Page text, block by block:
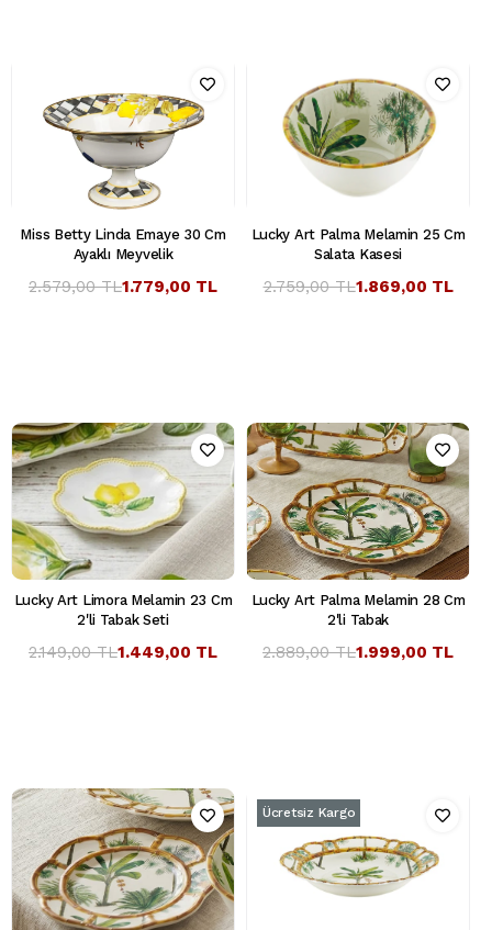
Miss Betty Linda Emaye 30 Cm
Ayaklı Meyvelik
1.779,00 TL
2.579,00 TL
Lucky Art Palma Melamin 25 Cm
Salata Kasesi
1.869,00 TL
2.759,00 TL
Lucky Art Limora Melamin 23 Cm
2'li Tabak Seti
1.449,00 TL
2.149,00 TL
Lucky Art Palma Melamin 28 Cm
2'li Tabak
1.999,00 TL
2.889,00 TL
Ücretsiz Kargo